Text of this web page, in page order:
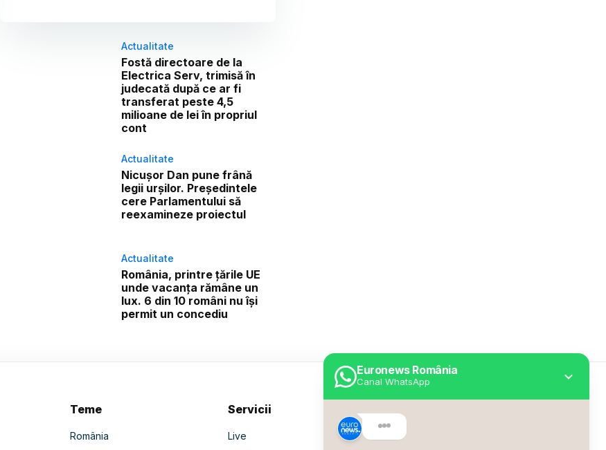
Euronews România
Canal WhatsApp
Actualitate
Fostă directoare de la
Electrica Serv, trimisă în
judecată după ce ar fi
transferat peste 4,5
milioane de lei în propriul
cont
Actualitate
Nicușor Dan pune frână
legii urșilor. Președintele
cere Parlamentului să
reexamineze proiectul
Actualitate
România, printre țările UE
unde vacanța rămâne un
lux. 6 din 10 români nu își
permit un concediu
Teme
România
Servicii
Live Despre Euronews